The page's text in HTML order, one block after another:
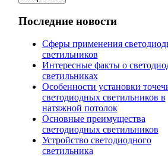
Последние новости
Сферы применения
светильников
Интересные факты о
светильниках
Особенности установки
светодиодных светильников в
натяжной потолок
Основные преимущества
светодиодных светильников
Устройство светодиодного
светильника